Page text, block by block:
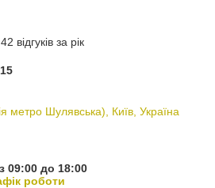
відгуків за рік
метро Шулявська), Київ, Україна
09:00 до 18:00
роботи